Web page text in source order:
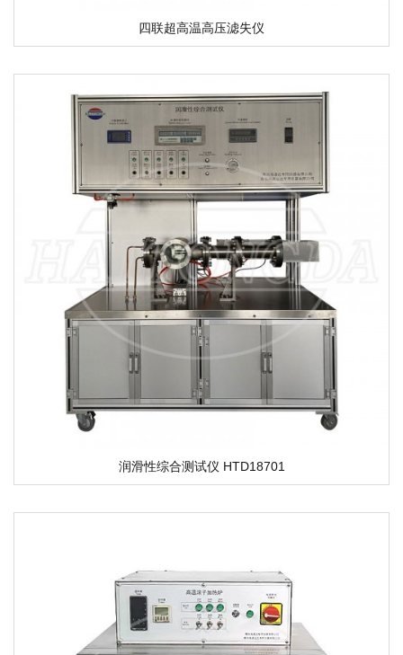
四联超高温高压滤失仪
润滑性综合测试仪 HTD18701